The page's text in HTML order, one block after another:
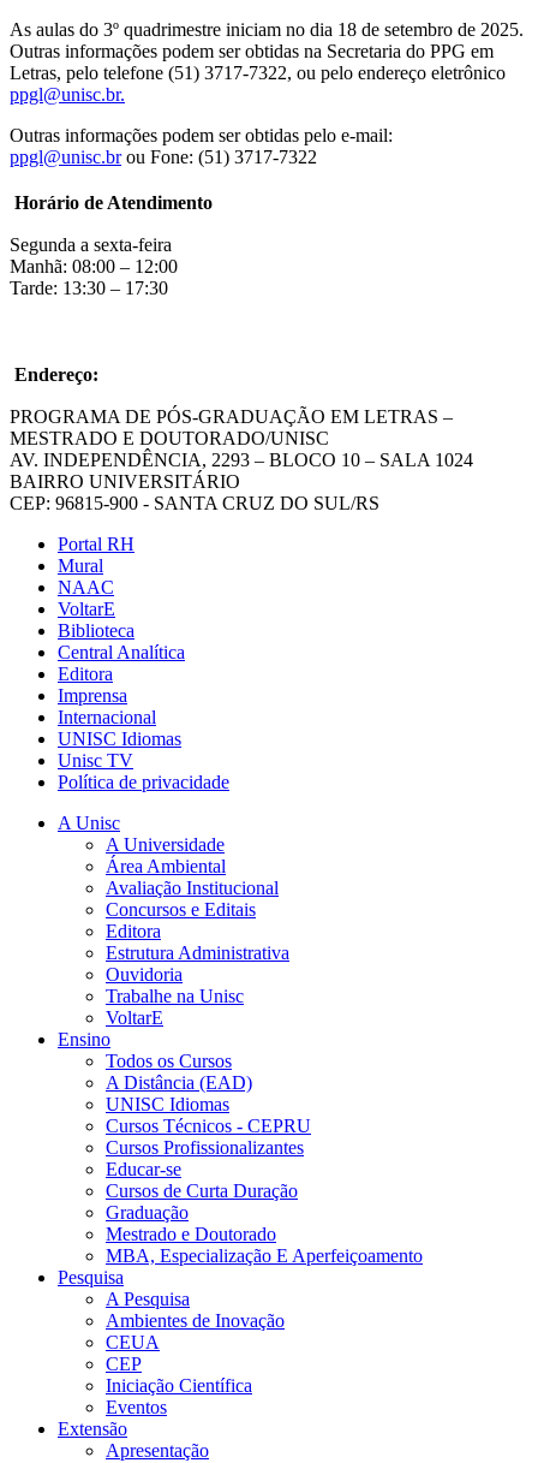
As aulas do 3º quadrimestre iniciam no dia 18 de setembro de 2025.
Outras informações podem ser obtidas na Secretaria do PPG em
Letras, pelo telefone (51) 3717-7322, ou pelo endereço eletrônico
ppgl@unisc.br.
Outras informações podem ser obtidas pelo e-mail:
ppgl@unisc.brou Fone: (51) 3717-7322
Horário de Atendimento
Segunda a sexta-feira
Manhã: 08:00 – 12:00
Tarde: 13:30 – 17:30
Endereço:
PROGRAMA DE PÓS-GRADUAÇÃO EM LETRAS –
MESTRADO E DOUTORADO/UNISC
AV. INDEPENDÊNCIA, 2293 – BLOCO 10 – SALA 1024
BAIRRO UNIVERSITÁRIO
CEP: 96815-900 - SANTA CRUZ DO SUL/RS
Portal RH
Mural
NAAC
VoltarE
Biblioteca
Central Analítica
Editora
Imprensa
Internacional
UNISC Idiomas
Unisc TV
Política de privacidade
A Unisc
A Universidade
Área Ambiental
Avaliação Institucional
Concursos e Editais
Editora
Estrutura Administrativa
Ouvidoria
Trabalhe na Unisc
VoltarE
Ensino
Todos os Cursos
A Distância (EAD)
UNISC Idiomas
Cursos Técnicos - CEPRU
Cursos Profissionalizantes
Educar-se
Cursos de Curta Duração
Graduação
Mestrado e Doutorado
MBA, Especialização E Aperfeiçoamento
Pesquisa
A Pesquisa
Ambientes de Inovação
CEUA
CEP
Iniciação Científica
Eventos
Extensão
Apresentação